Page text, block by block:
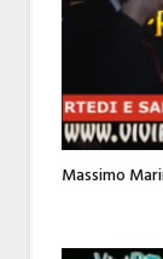
Massimo